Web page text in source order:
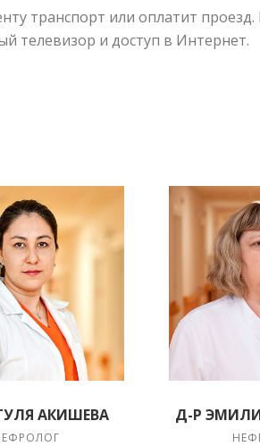
транспорт или оплатит
телевизор и доступ в Интернет.
АКИШЕВА Д-Р